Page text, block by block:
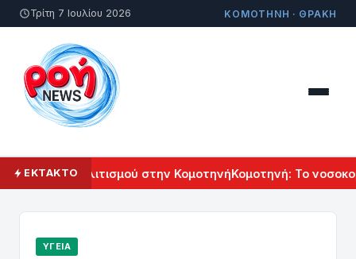
Τρίτη 7 Ιουλίου 2026 ΚΟΜΟΤΗΝΗ · ΘΡΑΚΗ
ΕΚΤΑΚΤΟΠολιτισμού στην ΚομοτηνήΚομοτηνή: Το
ΥΓΕΊΑ